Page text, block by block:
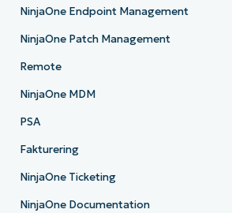
NinjaOne Endpoint Management
NinjaOne Patch Management
Remote
NinjaOne MDM
PSA
Fakturering
NinjaOne Ticketing
NinjaOne Documentation